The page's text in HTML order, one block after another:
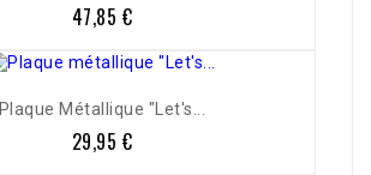
Prix
47,85 €
Plaque Métallique "Let's...
Prix
29,95 €